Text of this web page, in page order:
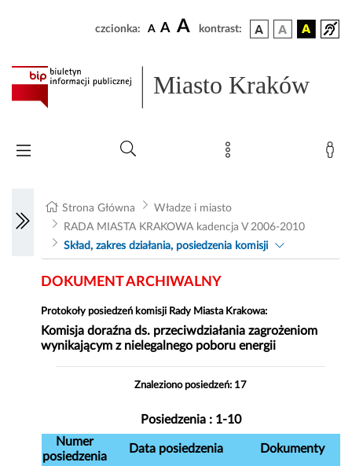
czcionka: A A A kontrast:
Miasto Kraków
Strona Główna
Władze i miasto
RADA MIASTA KRAKOWA kadencja V 2006-2010
Skład, zakres działania, posiedzenia komisji
DOKUMENT ARCHIWALNY
Protokoły posiedzeń komisji Rady Miasta Krakowa:
Komisja doraźna ds. przeciwdziałania zagrożeniom
wynikającym z nielegalnego poboru energii
Znaleziono posiedzeń: 17
Posiedzenia : 1-10
Numer
posiedzenia
Data posiedzenia Dokumenty